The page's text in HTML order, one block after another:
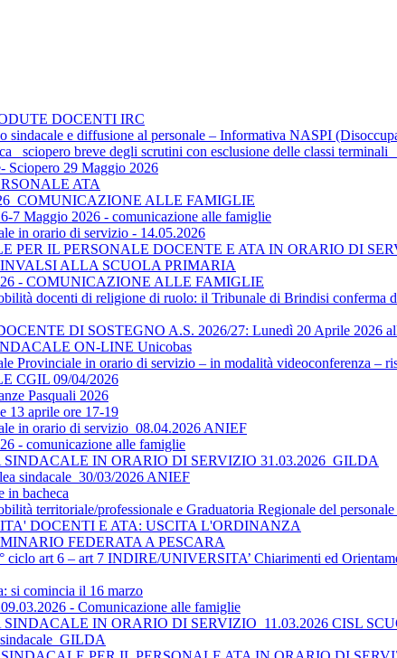
DOCENTI IRC
sindacale e diffusione al personale – Informativa NASPI
sciopero breve degli scrutini con esclusione delle classi
Sciopero 29 Maggio 2026
ATA
ALLE FAMIGLIE
7 Maggio 2026 - comunicazione alle famiglie
in orario di servizio - 14.05.2026
PER IL PERSONALE DOCENTE E ATA IN ORARIO DI
ALLA SCUOLA PRIMARIA
- COMUNICAZIONE ALLE FAMIGLIE
docenti di religione di ruolo: il Tribunale di Brindisi conferma
DI SOSTEGNO A.S. 2026/27: Lunedì 20 Aprile 2026
ON-LINE Unicobas
Provinciale in orario di servizio – in modalità videoconferenza –
CGIL 09/04/2026
Pasquali 2026
13 aprile ore 17-19
in orario di servizio_08.04.2026 ANIEF
- comunicazione alle famiglie
IN ORARIO DI SERVIZIO 31.03.2026_GILDA
sindacale_30/03/2026 ANIEF
in bacheca
territoriale/professionale e Graduatoria Regionale del
DOCENTI E ATA: USCITA L'ORDINANZA
FEDERATA A PESCARA
art 6 – art 7 INDIRE/UNIVERSITA’ Chiarimenti ed
si comincia il 16 marzo
- Comunicazione alle famiglie
IN ORARIO DI SERVIZIO_11.03.2026 CISL